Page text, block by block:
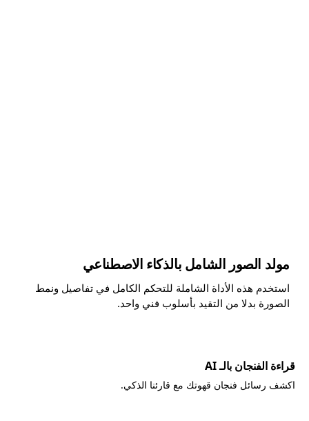
مولد الصور الشامل بالذكاء الاصطناعي
استخدم هذه الأداة الشاملة للتحكم الكامل في تفاصيل ونمط
الصورة بدلا من التقيد بأسلوب فني واحد.
قراءة الفنجان بالـ AI
اكشف رسائل فنجان قهوتك مع قارئنا الذكي.